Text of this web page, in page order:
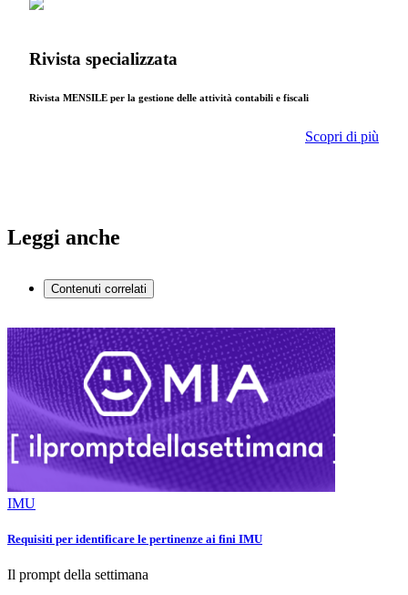
Rivista specializzata
Rivista MENSILE per la gestione delle attività contabili e fiscali
Scopri di più
Leggi anche
Contenuti correlati
IMU
Requisiti per identificare le pertinenze ai fini IMU
Il prompt della settimana